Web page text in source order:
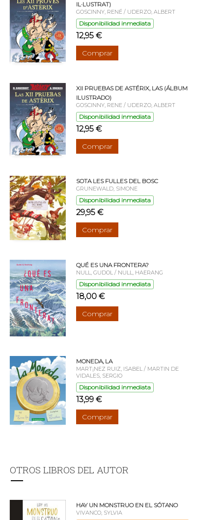
IL·LUSTRAT)
GOSCINNY, RENÉ / UDERZO, ALBERT
Disponibilidad inmediata
12,95 €
Comprar
XII PRUEBAS DE ASTÉRIX, LAS (ÁLBUM
ILUSTRADO)
GOSCINNY, RENE / UDERZO, ALBERT
Disponibilidad inmediata
12,95 €
Comprar
SOTA LES FULLES DEL BOSC
GRUNEWALD, SIMONE
Disponibilidad inmediata
29,95 €
Comprar
QUÉ ES UNA FRONTERA?
NULL, GUDOL / NULL, HAERANG
Disponibilidad inmediata
18,00 €
Comprar
MONEDA, LA
MART¡NEZ RUIZ, ISABEL / MARTIN DE
VIDALES, SERGIO
Disponibilidad inmediata
13,99 €
Comprar
OTROS LIBROS DEL AUTOR
HAY UN MONSTRUO EN EL SÓTANO
VIVANCO, SYLVIA